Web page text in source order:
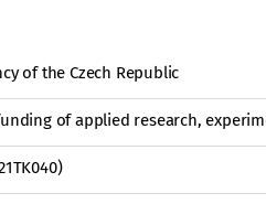
of the Czech Republic
of applied research,